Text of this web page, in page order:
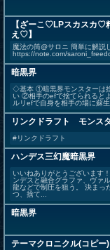
【ざーこ♡LPスカスカ♡
え♡】
魔法の筒@サロニ 簡単に解説
https://note.com/
暗黒界
◇基本 ①暗黒界モンスターは
い ②相手のefで捨てられると
ルリefで自身を相手の場に蘇
リンクドラフト モンス
#リンクドラフト
ハンデス三幻魔暗黒界
いいねありがとうございます
ンデスと融合グラファ、ヴァ
龍などで制圧を狙う。 決まっ
つ、捨て...
暗黒界
テーマクロニクル(コピー)